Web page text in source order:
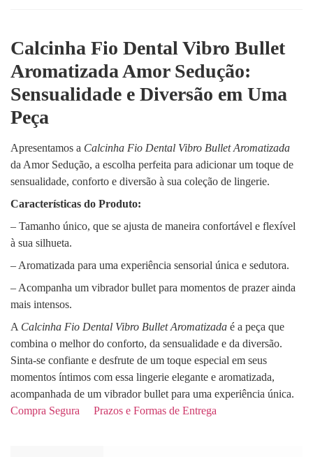
Calcinha Fio Dental Vibro Bullet
Aromatizada Amor Sedução:
Sensualidade e Diversão em Uma
Peça
Apresentamos a Calcinha Fio Dental Vibro Bullet Aromatizada
da Amor Sedução, a escolha perfeita para adicionar um toque de
sensualidade, conforto e diversão à sua coleção de lingerie.
Características do Produto:
– Tamanho único, que se ajusta de maneira confortável e flexível
à sua silhueta.
– Aromatizada para uma experiência sensorial única e sedutora.
– Acompanha um vibrador bullet para momentos de prazer ainda
mais intensos.
A Calcinha Fio Dental Vibro Bullet Aromatizada é a peça que
combina o melhor do conforto, da sensualidade e da diversão.
Sinta-se confiante e desfrute de um toque especial em seus
momentos íntimos com essa lingerie elegante e aromatizada,
acompanhada de um vibrador bullet para uma experiência única.
Compra Segura
Prazos e Formas de Entrega